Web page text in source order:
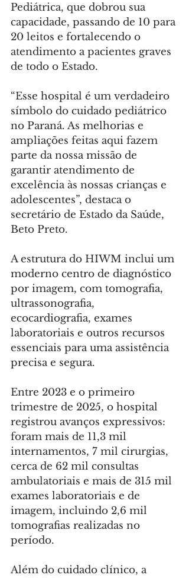
Pediátrica, que dobrou sua
capacidade, passando de 10 para
20 leitos e fortalecendo o
atendimento a pacientes graves
de todo o Estado.
“Esse hospital é um verdadeiro
símbolo do cuidado pediátrico
no Paraná. As melhorias e
ampliações feitas aqui fazem
parte da nossa missão de
garantir atendimento de
excelência às nossas crianças e
adolescentes”, destaca o
secretário de Estado da Saúde,
Beto Preto.
A estrutura do HIWM inclui um
moderno centro de diagnóstico
por imagem, com tomografia,
ultrassonografia,
ecocardiografia, exames
laboratoriais e outros recursos
essenciais para uma assistência
precisa e segura.
Entre 2023 e o primeiro
trimestre de 2025, o hospital
registrou avanços expressivos:
foram mais de 11,3 mil
internamentos, 7 mil cirurgias,
cerca de 62 mil consultas
ambulatoriais e mais de 315 mil
exames laboratoriais e de
imagem, incluindo 2,6 mil
tomografias realizadas no
período.
Além do cuidado clínico, a